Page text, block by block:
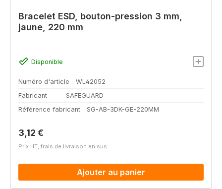
Bracelet ESD, bouton-pression 3 mm,
jaune, 220 mm
Disponible
Numéro d'article
WL42052
Fabricant
SAFEGUARD
Référence fabricant
SG-AB-3DK-GE-220MM
Prix régulier :
3,12 €
Prix HT, frais de livraison en sus
Ajouter au panier